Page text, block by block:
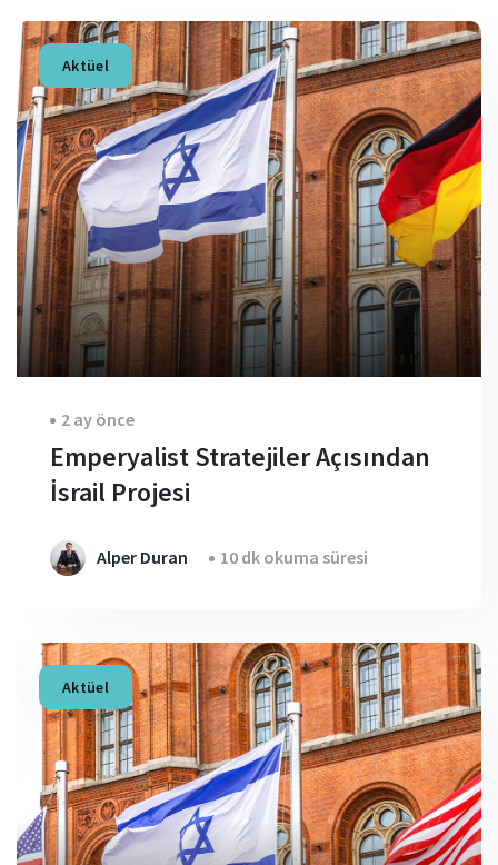
Aktüel
2 ay önce
Emperyalist Stratejiler Açısından
İsrail Projesi
Alper Duran 10 dk okuma süresi
Aktüel